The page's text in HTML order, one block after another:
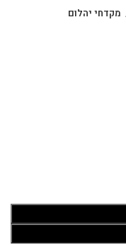
מקדחי יהלום